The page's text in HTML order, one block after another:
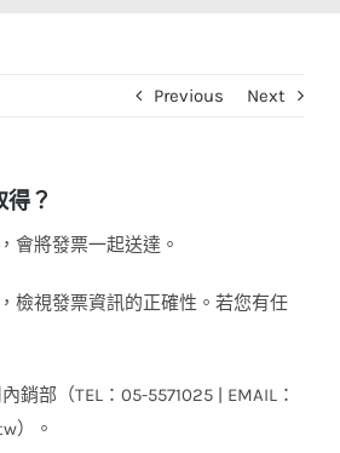
Previous Next
？
會將發票一起送達。
檢視發票資訊的正確性。若您有任
銷部（TEL：05-5571025 | EMAIL：
）。